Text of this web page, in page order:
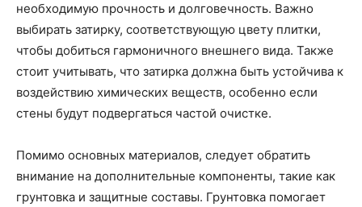
необходимую прочность и долговечность. Важно
выбирать затирку, соответствующую цвету плитки,
чтобы добиться гармоничного внешнего вида. Также
стоит учитывать, что затирка должна быть устойчива к
воздействию химических веществ, особенно если
стены будут подвергаться частой очистке.
Помимо основных материалов, следует обратить
внимание на дополнительные компоненты, такие как
грунтовка и защитные составы. Грунтовка помогает